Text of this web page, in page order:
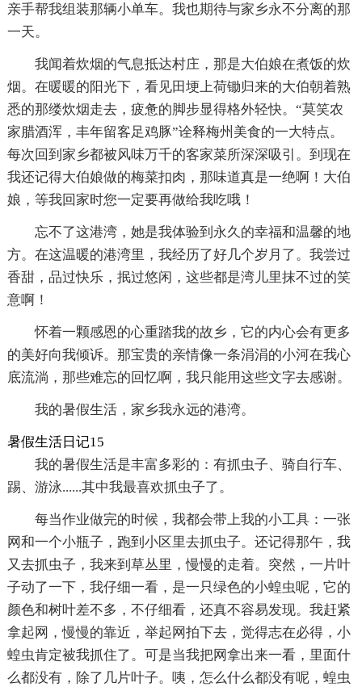
亲手帮我组装那辆小单车。我也期待与家乡永不分离的那
一天。
我闻着炊烟的气息抵达村庄，那是大伯娘在煮饭的炊
烟。在暖暖的阳光下，看见田埂上荷锄归来的大伯朝着熟
悉的那缕炊烟走去，疲惫的脚步显得格外轻快。“莫笑农
家腊酒浑，丰年留客足鸡豚”诠释梅州美食的一大特点。
每次回到家乡都被风味万千的客家菜所深深吸引。到现在
我还记得大伯娘做的梅菜扣肉，那味道真是一绝啊！大伯
娘，等我回家时您一定要再做给我吃哦！
忘不了这港湾，她是我体验到永久的幸福和温馨的地
方。在这温暖的港湾里，我经历了好几个岁月了。我尝过
香甜，品过快乐，抿过悠闲，这些都是湾儿里抹不过的笑
意啊！
怀着一颗感恩的心重踏我的故乡，它的内心会有更多
的美好向我倾诉。那宝贵的亲情像一条涓涓的小河在我心
底流淌，那些难忘的回忆啊，我只能用这些文字去感谢。
我的暑假生活，家乡我永远的港湾。
暑假生活日记15
我的暑假生活是丰富多彩的：有抓虫子、骑自行车、
踢、游泳......其中我最喜欢抓虫子了。
每当作业做完的时候，我都会带上我的小工具：一张
网和一个小瓶子，跑到小区里去抓虫子。还记得那午，我
又去抓虫子，我来到草丛里，慢慢的走着。突然，一片叶
子动了一下，我仔细一看，是一只绿色的小蝗虫呢，它的
颜色和树叶差不多，不仔细看，还真不容易发现。我赶紧
拿起网，慢慢的靠近，举起网拍下去，觉得志在必得，小
蝗虫肯定被我抓住了。可是当我把网拿出来一看，里面什
么都没有，除了几片叶子。咦，怎么什么都没有呢，蝗虫